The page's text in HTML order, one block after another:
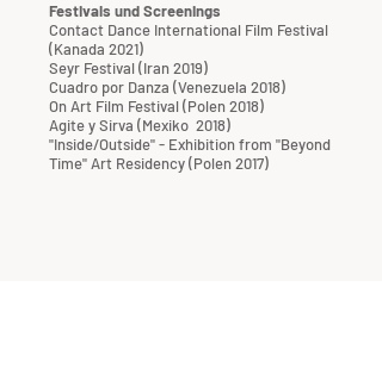
Festivals und Screenings
Contact Dance International Film Festival
(Kanada 2021)
Seyr Festival (Iran 2019)
Cuadro por Danza (Venezuela 2018)
On Art Film Festival (Polen 2018)
Agite y Sirva (Mexiko 2018)
"Inside/Outside" - Exhibition from "Beyond
Time" Art Residency (Polen 2017)